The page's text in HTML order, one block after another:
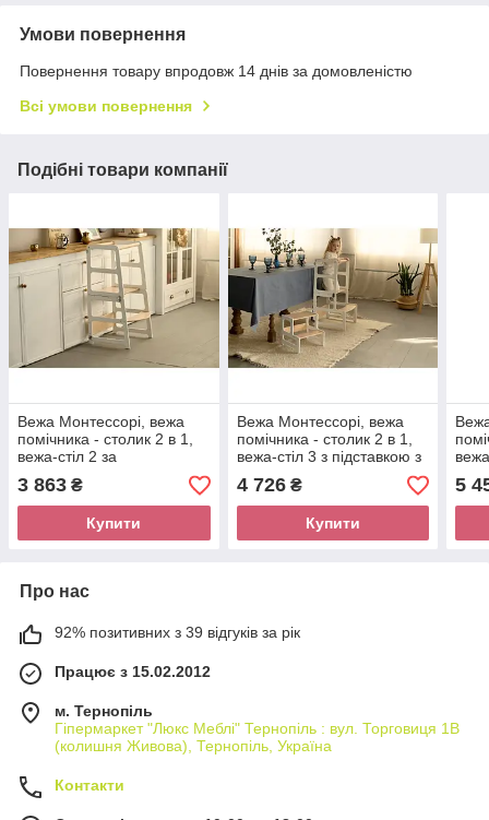
Умови повернення
Повернення товару впродовж 14 днів за домовленістю
Всі умови повернення
Подібні товари компанії
Вежа Монтессорі, вежа
помічника - столик 2 в 1,
вежа-стіл 2 за
натурального дерева
Білий Woody
3 863 ₴
Купити
Вежа Монтессорі, вежа
помічника - столик 2 в 1,
вежа-стіл 3 з підставкою з
дерева Білий Woody
4 726₴
Купити
5
Про нас
92% позитивних з 39 відгуків за рік
Працює з 15.02.2012
м. Тернопіль
Гіпермаркет "Люкс Меблі" Тернопіль : вул. Торговиця 1В
(колишня Живова), Тернопіль, Україна
Контакти